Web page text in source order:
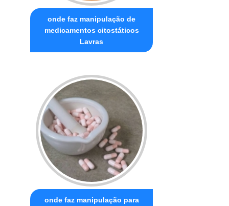
onde faz manipulação de
medicamentos citostáticos
Lavras
onde faz manipulação para